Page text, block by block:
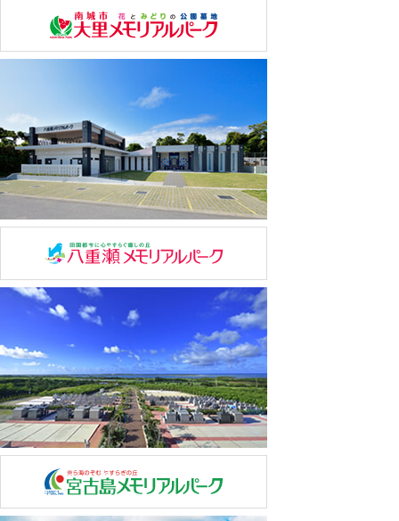
公表するものと致します。
平成24年10月1日